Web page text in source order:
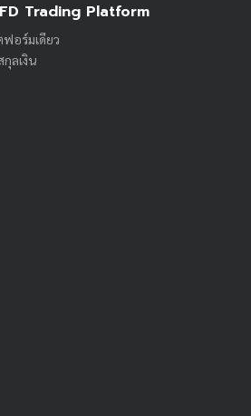
Trading Platform
อร์มเดียว
กุลเงิน